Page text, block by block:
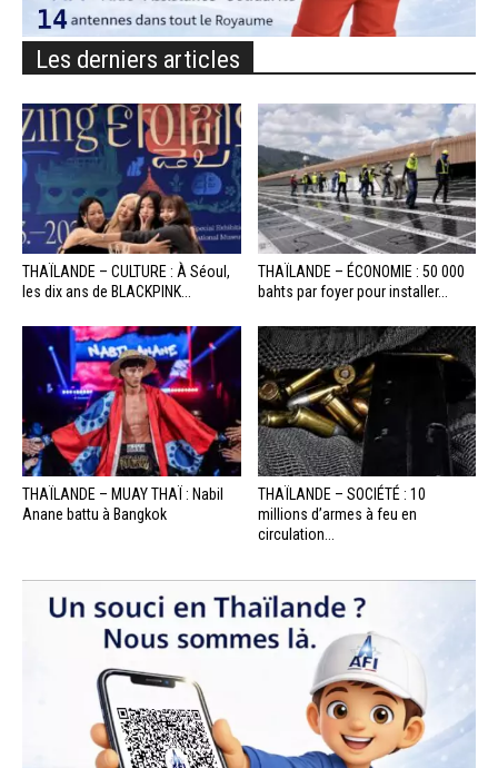
Les derniers articles
THAÏLANDE – CULTURE : À Séoul,
les dix ans de BLACKPINK...
THAÏLANDE – ÉCONOMIE : 50 000
bahts par foyer pour installer...
THAÏLANDE – MUAY THAÏ : Nabil
Anane battu à Bangkok
THAÏLANDE – SOCIÉTÉ : 10
millions d’armes à feu en
circulation...